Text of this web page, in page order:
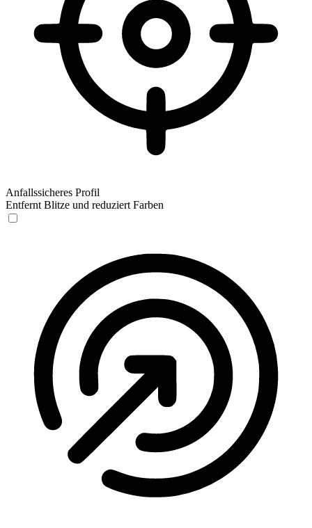
Anfallssicheres Profil
Entfernt Blitze und reduziert Farben